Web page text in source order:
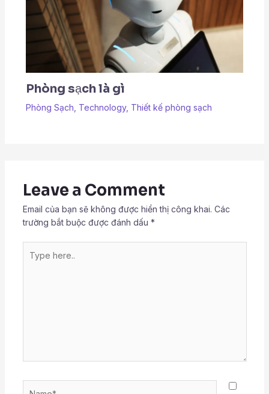
Phòng sạch là gì
Phòng Sạch Technology, Thiết kế phòng sạch
Leave a Comment
Email của bạn sẽ không được hiển thị công khai. Các
trường bắt buộc được đánh dấu *
here..